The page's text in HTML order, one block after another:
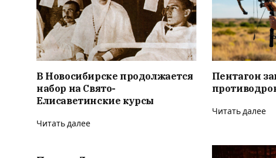
В Новосибирске продолжается
набор на Свято-
Елисаветинские курсы
Читать далее
Пентагон
Читать далее